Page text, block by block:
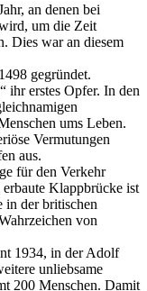
an denen bei
um die Zeit
Dies war an diesem
gegründet.
ihr erstes Opfer. In den
ums Leben.
Vermutungen
aus.
für den Verkehr
Klappbrücke ist
in der britischen
von
1934, in der Adolf
unliebsame
200 Menschen. Damit